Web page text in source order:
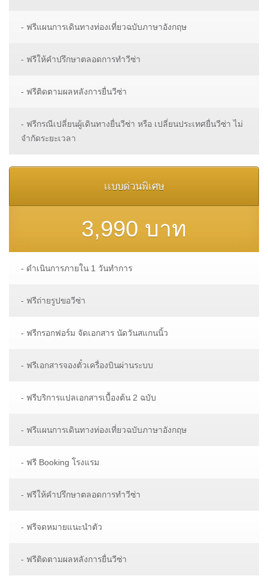
- ฟรีแผนการเดินทางท่องเที่ยวฉบับภาษาอังกฤษ
- ฟรีให้คำปรึกษาตลอดการทำวีซ่า
- ฟรีติดตามผลหลังการยื่นวีซ่า
- ฟรีกรณีเปลี่ยนผู้เดินทางยื่นวีซ่า หรือ เปลี่ยนประเทศยื่นวีซ่า ไม่
จำกัดระยะเวลา
เเบบด่วนพิเศษ
3,990 บาท
- ดำเนินการภายใน 1 วันทำการ
- ฟรีถ่ายรูปขอวีซ่า
- ฟรีกรอกฟอร์ม จัดเอกสาร นัดวันสแกนนิ้ว
- ฟรีเอกสารจองตั๋วเครื่องบินผ่านระบบ
- ฟรีบริการแปลเอกสารเบื้องต้น 2 ฉบับ
- ฟรีแผนการเดินทางท่องเที่ยวฉบับภาษาอังกฤษ
- ฟรี Booking โรงแรม
- ฟรีให้คำปรึกษาตลอดการทำวีซ่า
- ฟรีจดหมายแนะนำตัว
- ฟรีติดตามผลหลังการยื่นวีซ่า